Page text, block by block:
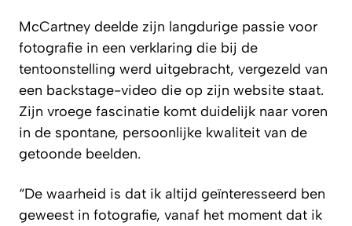
McCartney deelde zijn langdurige passie voor
fotografie in een verklaring die bij de
tentoonstelling werd uitgebracht, vergezeld van
een backstage-video die op zijn website staat.
Zijn vroege fascinatie komt duidelijk naar voren
in de spontane, persoonlijke kwaliteit van de
getoonde beelden.
“De waarheid is dat ik altijd geïnteresseerd ben
geweest in fotografie, vanaf het moment dat ik